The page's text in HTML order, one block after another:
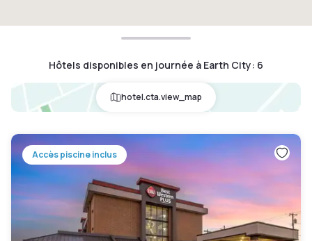
Hôtels disponibles en journée à Earth City: 6
hotel.cta.view_map
Accès piscine inclus